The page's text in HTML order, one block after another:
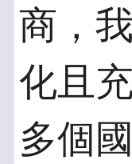
商，
化且
多個